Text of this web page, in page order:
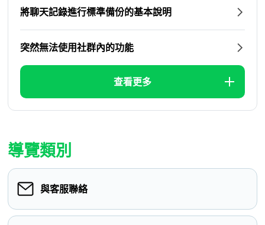
將聊天記錄進行標準備份的基本說明
突然無法使用社群內的功能
查看更多
導覽類別
與客服聯絡